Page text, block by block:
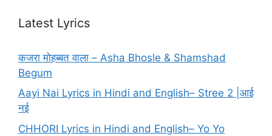
Latest Lyrics
कजरा मोहब्बत वाला – Asha Bhosle & Shamshad
Begum
Aayi Nai Lyrics in Hindi and English– Stree 2 |आई
नई
CHHORI Lyrics in Hindi and English– Yo Yo